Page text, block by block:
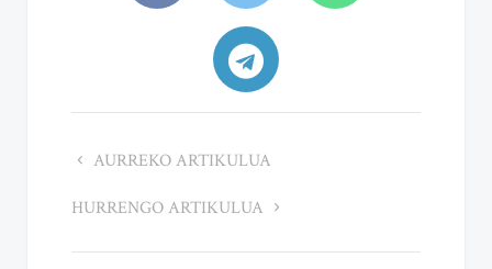
AURREKO ARTIKULUA
HURRENGO ARTIKULUA